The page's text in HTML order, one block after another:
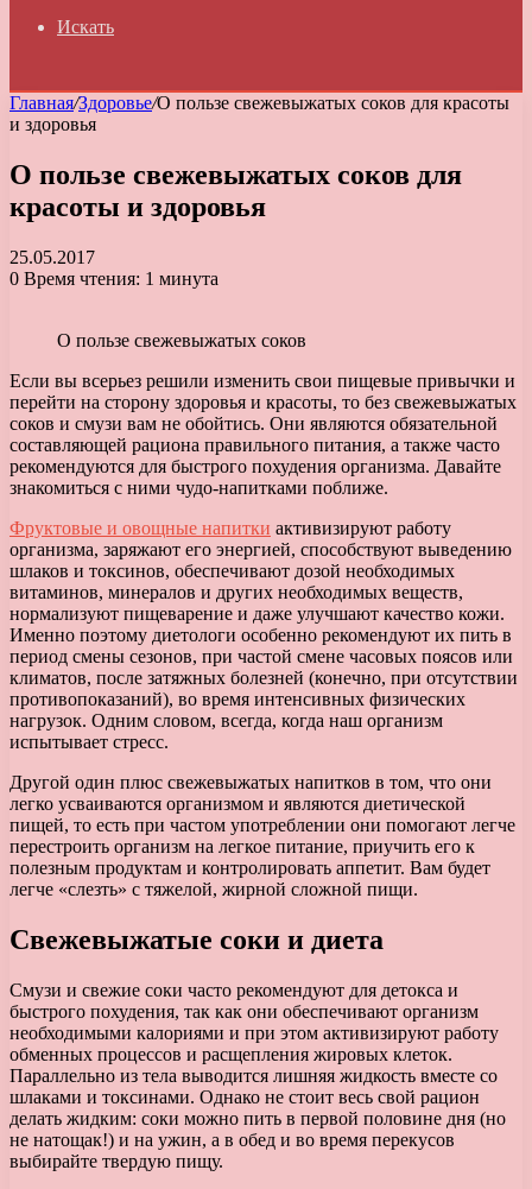
Искать
Главная/Здоровье/О пользе свежевыжатых соков для красоты
и здоровья
О пользе свежевыжатых соков для
красоты и здоровья
25.05.2017
0 Время чтения: 1 минута
О пользе свежевыжатых соков
Если вы всерьез решили изменить свои пищевые привычки и
перейти на сторону здоровья и красоты, то без свежевыжатых
соков и смузи вам не обойтись. Они являются обязательной
составляющей рациона правильного питания, а также часто
рекомендуются для быстрого похудения организма. Давайте
знакомиться с ними чудо-напитками поближе.
Фруктовые и овощные напитки активизируют работу
организма, заряжают его энергией, способствуют выведению
шлаков и токсинов, обеспечивают дозой необходимых
витаминов, минералов и других необходимых веществ,
нормализуют пищеварение и даже улучшают качество кожи.
Именно поэтому диетологи особенно рекомендуют их пить в
период смены сезонов, при частой смене часовых поясов или
климатов, после затяжных болезней (конечно, при отсутствии
противопоказаний), во время интенсивных физических
нагрузок. Одним словом, всегда, когда наш организм
испытывает стресс.
Другой один плюс свежевыжатых напитков в том, что они
легко усваиваются организмом и являются диетической
пищей, то есть при частом употреблении они помогают легче
перестроить организм на легкое питание, приучить его к
полезным продуктам и контролировать аппетит. Вам будет
легче «слезть» с тяжелой, жирной сложной пищи.
Свежевыжатые соки и диета
Смузи и свежие соки часто рекомендуют для детокса и
быстрого похудения, так как они обеспечивают организм
необходимыми калориями и при этом активизируют работу
обменных процессов и расщепления жировых клеток.
Параллельно из тела выводится лишняя жидкость вместе со
шлаками и токсинами. Однако не стоит весь свой рацион
делать жидким: соки можно пить в первой половине дня (но
не натощак!) и на ужин, а в обед и во время перекусов
выбирайте твердую пищу.